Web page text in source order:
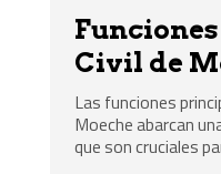
Civil de
Las funciones
Moeche abarcan
que son cruciales